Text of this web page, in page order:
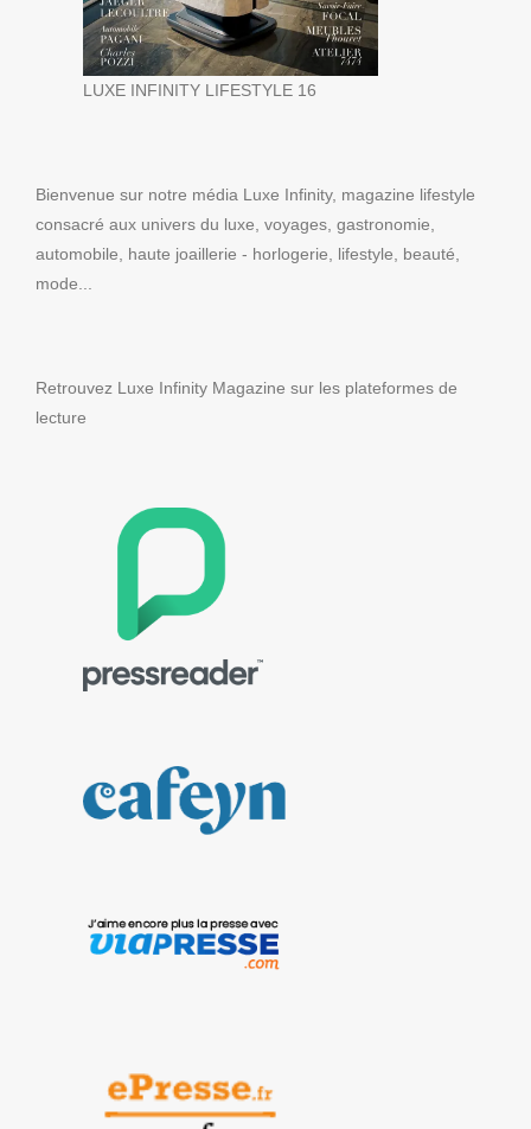
LUXE INFINITY LIFESTYLE 16
Bienvenue sur notre média Luxe Infinity, magazine lifestyle
consacré aux univers du luxe, voyages, gastronomie,
automobile, haute joaillerie - horlogerie, lifestyle, beauté,
mode...
Retrouvez Luxe Infinity Magazine sur les plateformes de
lecture